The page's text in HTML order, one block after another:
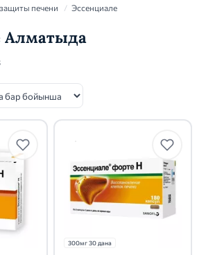
печени
/ Эссенциале
Алматыда
300мг 30 дана